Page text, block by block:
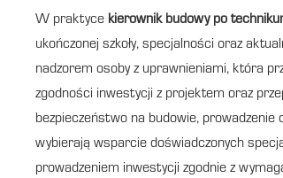
W praktyce kierownik budowy po
ukończonej szkoły, specjalności oraz
nadzorem osoby z uprawnieniami, która
zgodności inwestycji z projektem oraz
bezpieczeństwo na budowie,
wybierają wsparcie doświadczonych
prowadzeniem inwestycji zgodnie z